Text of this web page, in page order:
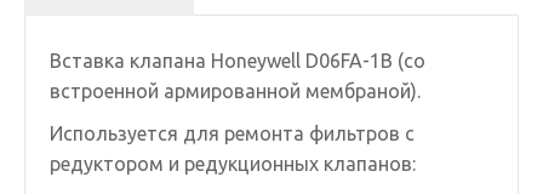
Вставка клапана Honeywell D06FA-1B (со
встроенной армированной мембраной).
Используется для ремонта фильтров с
редуктором и редукционных клапанов: